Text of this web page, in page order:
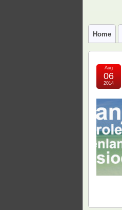
Home
Aug
06
2014